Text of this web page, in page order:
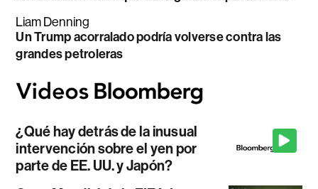
Liam Denning
Un Trump acorralado podría volverse contra las
grandes petroleras
¿Qué hay detrás de la inusual
intervención sobre el yen por
parte de EE. UU. y Japón?